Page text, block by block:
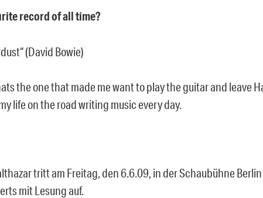
record of all time?
(David Bowie)
the one that made me want to play the guitar and leave
life on the road writing music every day.
tritt am Freitag, den 6.6.09, in der Schaubühne
mit Lesung auf.